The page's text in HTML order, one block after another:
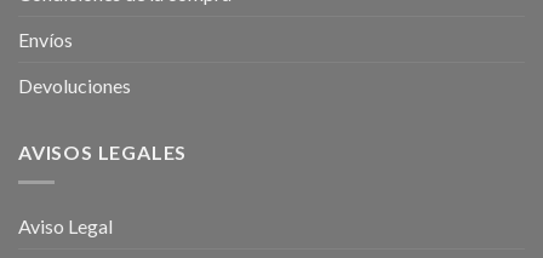
Envíos
Devoluciones
AVISOS LEGALES
Aviso Legal